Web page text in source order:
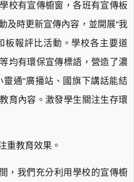
校有宣傳櫥窗，各班有宣傳板
及時更新宣傳內容，並開展"我
板報評比活動。學校各主要道
均有環保宣傳標語，營造了濃
靈通"廣播站、國旗下講話能結
育內容。激發學生關注生存環
重教育效果。
，我們充分利用學校的宣傳櫥